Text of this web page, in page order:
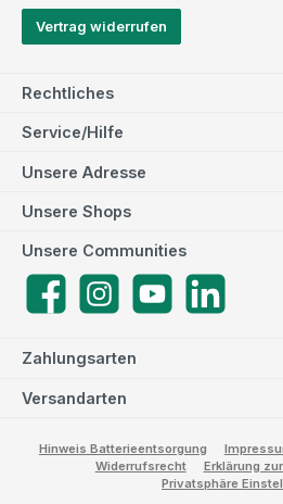
Vertrag widerrufen
Rechtliches
Service/Hilfe
Zahlungsarten
Versandarten
Unsere Adresse
Unsere Communities
FacebookInstagramYouTube
Unsere Shops
Hinweis Batterieentsorgung
Widerrufsrecht
Erklärung
Privatsphäre